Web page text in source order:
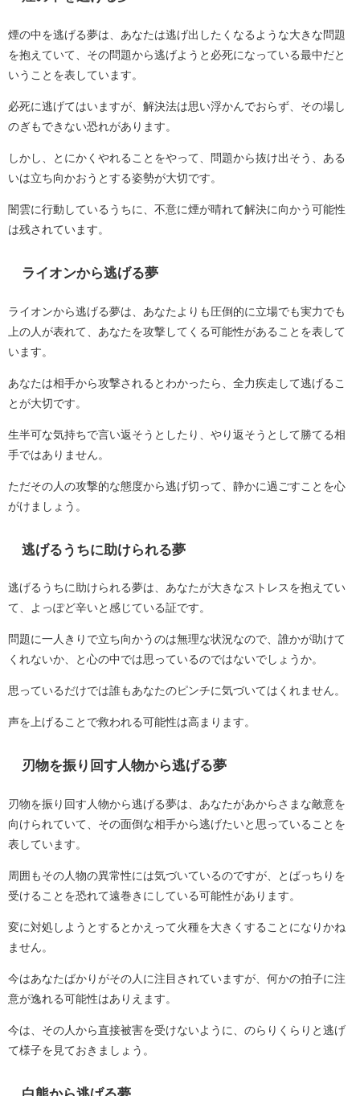
煙の中を逃げる夢は、あなたは逃げ出したくなるような大きな問題
を抱えていて、その問題から逃げようと必死になっている最中だと
いうことを表しています。
必死に逃げてはいますが、解決法は思い浮かんでおらず、その場し
のぎもできない恐れがあります。
しかし、とにかくやれることをやって、問題から抜け出そう、ある
いは立ち向かおうとする姿勢が大切です。
闇雲に行動しているうちに、不意に煙が晴れて解決に向かう可能性
は残されています。
ライオンから逃げる夢
ライオンから逃げる夢は、あなたよりも圧倒的に立場でも実力でも
上の人が表れて、あなたを攻撃してくる可能性があることを表して
います。
あなたは相手から攻撃されるとわかったら、全力疾走して逃げるこ
とが大切です。
生半可な気持ちで言い返そうとしたり、やり返そうとして勝てる相
手ではありません。
ただその人の攻撃的な態度から逃げ切って、静かに過ごすことを心
がけましょう。
逃げるうちに助けられる夢
逃げるうちに助けられる夢は、あなたが大きなストレスを抱えてい
て、よっぽど辛いと感じている証です。
問題に一人きりで立ち向かうのは無理な状況なので、誰かが助けて
くれないか、と心の中では思っているのではないでしょうか。
思っているだけでは誰もあなたのピンチに気づいてはくれません。
声を上げることで救われる可能性は高まります。
刃物を振り回す人物から逃げる夢
刃物を振り回す人物から逃げる夢は、あなたがあからさまな敵意を
向けられていて、その面倒な相手から逃げたいと思っていることを
表しています。
周囲もその人物の異常性には気づいているのですが、とばっちりを
受けることを恐れて遠巻きにしている可能性があります。
変に対処しようとするとかえって火種を大きくすることになりかね
ません。
今はあなたばかりがその人に注目されていますが、何かの拍子に注
意が逸れる可能性はありえます。
今は、その人から直接被害を受けないように、のらりくらりと逃げ
て様子を見ておきましょう。